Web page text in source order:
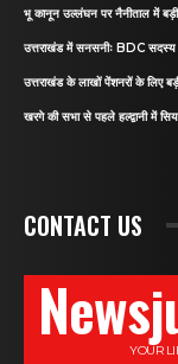
भू कानून उल्लंघन पर नैनीताल में बड़ी
उत्तराखंड में सनसनीः BDC सदस्य
उत्तराखंड के लाखों पेंशनरों के लिए
खरगे की सभा से पहले हल्द्वानी में
CONTACT US
YOUR